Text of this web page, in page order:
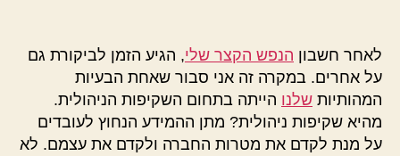
לאחר חשבון הנפש הקצר שלי, הגיע הזמן לביקורת גם
על אחרים. במקרה זה אני סבור שאחת הבעיות
המהותיות שלנו הייתה בתחום השקיפות הניהולית.
מהיא שקיפות ניהולית? מתן ההמידע הנחוץ לעובדים
על מנת לקדם את מטרות החברה ולקדם את עצמם. לא